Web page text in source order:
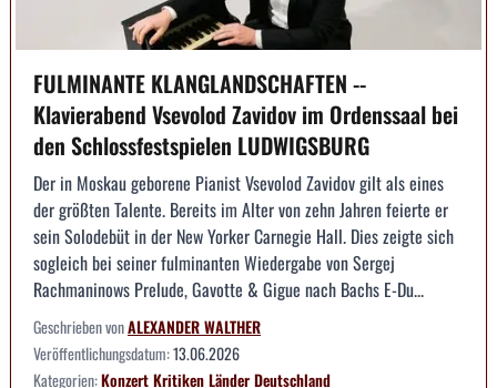
FULMINANTE KLANGLANDSCHAFTEN --
Klavierabend Vsevolod Zavidov im Ordenssaal bei
den Schlossfestspielen LUDWIGSBURG
Der in Moskau geborene Pianist Vsevolod Zavidov gilt als eines
der größten Talente. Bereits im Alter von zehn Jahren feierte er
sein Solodebüt in der New Yorker Carnegie Hall. Dies zeigte sich
sogleich bei seiner fulminanten Wiedergabe von Sergej
Rachmaninows Prelude, Gavotte & Gigue nach Bachs E-Du...
Geschrieben vonALEXANDER WALTHER
Veröffentlichungsdatum:13.06.2026
Kategorien:KonzertKritikenLänderDeutschland